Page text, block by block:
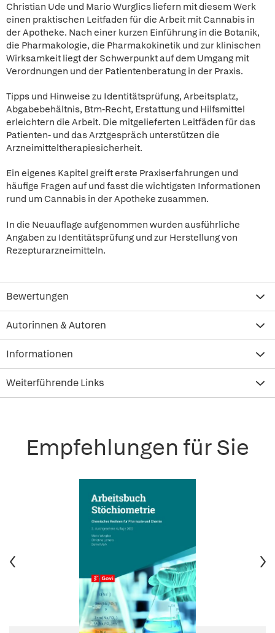
Christian Ude und Mario Wurglics liefern mit diesem Werk
einen praktischen Leitfaden für die Arbeit mit Cannabis in
der Apotheke. Nach einer kurzen Einführung in die Botanik,
die Pharmakologie, die Pharmakokinetik und zur klinischen
Wirksamkeit liegt der Schwerpunkt auf dem Umgang mit
Verordnungen und der Patientenberatung in der Praxis.
Tipps und Hinweise zu Identitätsprüfung, Arbeitsplatz,
Abgabebehältnis, Btm-Recht, Erstattung und Hilfsmittel
erleichtern die Arbeit. Die mitgelieferten Leitfäden für das
Patienten- und das Arztgespräch unterstützen die
Arzneimitteltherapiesicherheit.
Ein eigenes Kapitel greift erste Praxiserfahrungen und
häufige Fragen auf und fasst die wichtigsten Informationen
rund um Cannabis in der Apotheke zusammen.
In die Neuauflage aufgenommen wurden ausführliche
Angaben zu Identitätsprüfung und zur Herstellung von
Rezepturarzneimitteln.
Bewertungen
Autorinnen & Autoren
Informationen
Weiterführende Links
Empfehlungen für Sie